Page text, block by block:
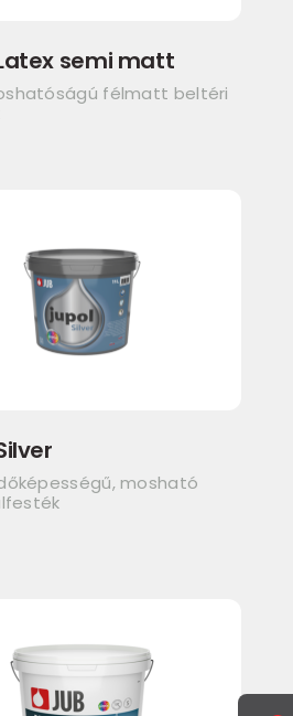
Latex semi matt
félmatt beltéri
mosható